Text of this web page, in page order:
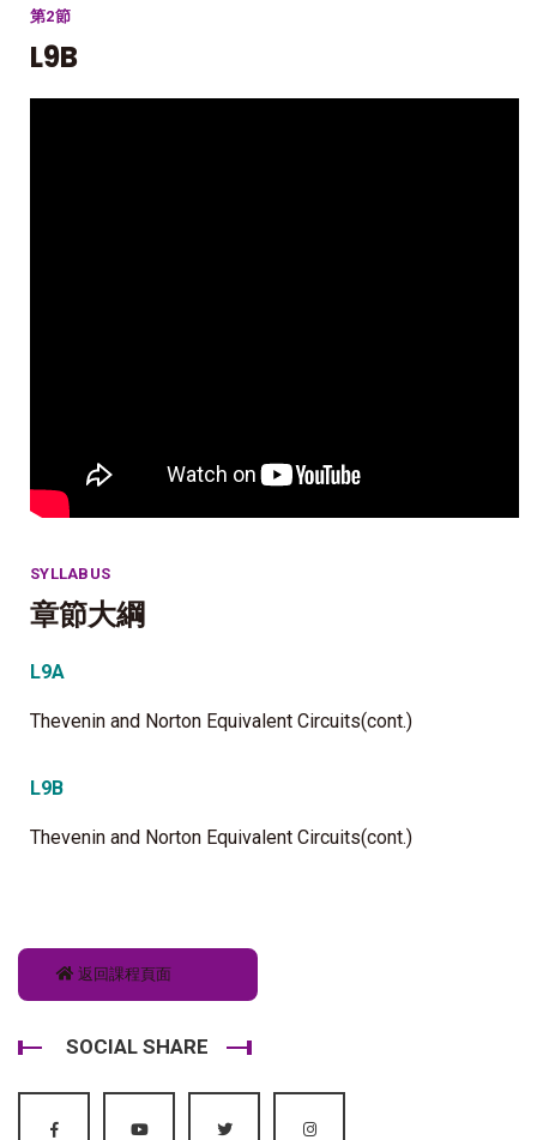
第2節
L9B
SYLLABUS
章節大綱
L9A
Thevenin and Norton Equivalent Circuits(cont.)
L9B
Thevenin and Norton Equivalent Circuits(cont.)
返回課程頁面
SOCIAL SHARE